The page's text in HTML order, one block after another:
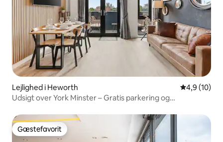
Lejlighed i Heworth 4,9 ud af 5 i
4,9 (10)
Udsigt over York Minster – Gratis parkering og
Gæstefavorit
Gæstefavorit